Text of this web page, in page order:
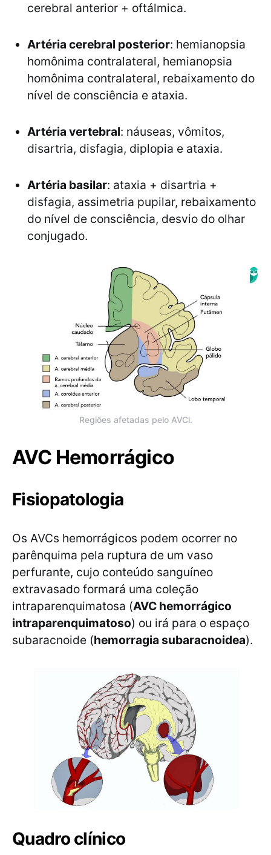
cerebral anterior + oftálmica.
Artéria cerebral posterior: hemianopsia
homônima contralateral, hemianopsia
homônima contralateral, rebaixamento do
nível de consciência e ataxia.
Artéria vertebral: náuseas, vômitos,
disartria, disfagia, diplopia e ataxia.
Artéria basilar: ataxia + disartria +
disfagia, assimetria pupilar, rebaixamento
do nível de consciência, desvio do olhar
conjugado.
Regiões afetadas pelo AVCi.
AVC Hemorrágico
Fisiopatologia
Os AVCs hemorrágicos podem ocorrer no
parênquima pela ruptura de um vaso
perfurante, cujo conteúdo sanguíneo
extravasado formará uma coleção
intraparenquimatosa (AVC hemorrágico
intraparenquimatoso) ou irá para o espaço
subaracnoide (hemorragia subaracnoidea).
Quadro clínico